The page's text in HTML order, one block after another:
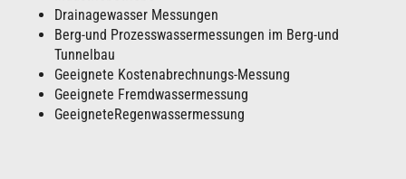
Drainagewasser Messungen
Berg-und Prozesswassermessungen im Berg-und
Tunnelbau
Geeignete Kostenabrechnungs-Messung
Geeignete Fremdwassermessung
GeeigneteRegenwassermessung